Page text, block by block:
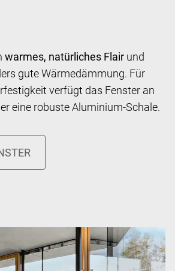
warmes, natürliches Flair und
gute Wärmedämmung. Für
verfügt das Fenster an
eine robuste Aluminium-Schale.